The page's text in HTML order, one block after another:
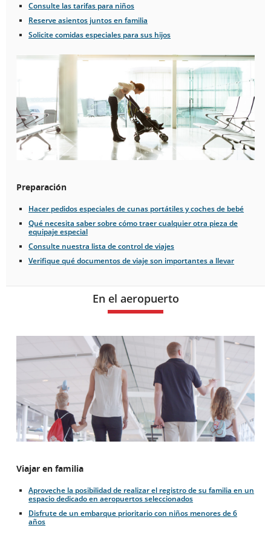
Consulte las tarifas para niños
Reserve asientos juntos en familia
Solicite comidas especiales para sus hijos
Preparación
Hacer pedidos especiales de cunas portátiles y coches de bebé
Qué necesita saber sobre cómo traer cualquier otra pieza de
equipaje especial
Consulte nuestra lista de control de viajes
Verifique qué documentos de viaje son importantes a llevar
En el aeropuerto
Viajar en familia
Aproveche la posibilidad de realizar el registro de su familia en un
espacio dedicado en aeropuertos seleccionados
Disfrute de un embarque prioritario con niños menores de 6
años